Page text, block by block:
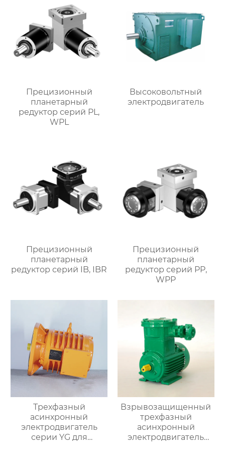
Прецизионный
планетарный
редуктор серий PL,
WPL
Высоковольтный
электродвигатель
Прецизионный
планетарный
редуктор серий IB, IBR
Прецизионный
планетарный
редуктор серий PP,
WPP
Трехфазный
асинхронный
электродвигатель
серии YG для
Взрывозащищенный
трехфазный
асинхронный
электродвигатель